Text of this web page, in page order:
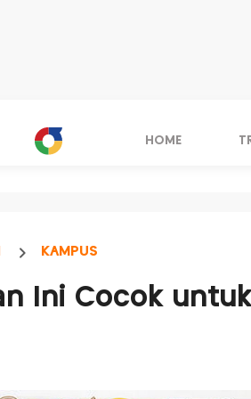
HOME
KAMPUS
Ini Cocok